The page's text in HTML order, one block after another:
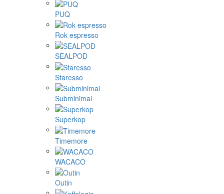
PUQ
Rok espresso
SEALPOD
Staresso
Subminimal
Superkop
Timemore
WACACO
Outin